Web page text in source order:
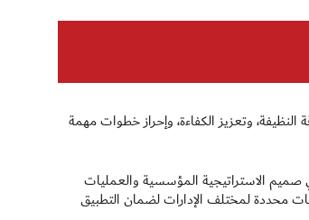
وتعزيز الكفاءة، وإحراز خطوات مهمة
صميم الاستراتيجية المؤسسية والعمليات
محددة لمختلف الإدارات لضمان التطبيق